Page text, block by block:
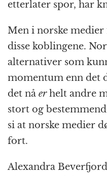
etterlater spor, har
Men i norske
disse koblingene.
alternativer som
momentum enn det
det nå erhelt andre
stort og
si at norske medier
fort.
Alexandra